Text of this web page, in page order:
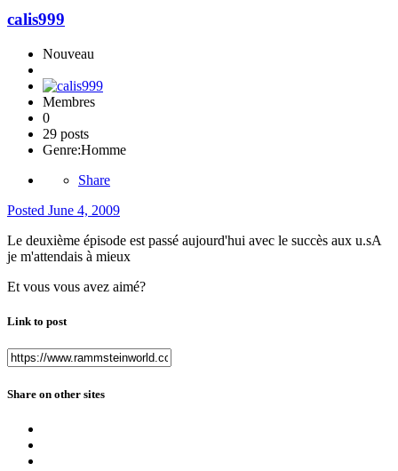
calis999
Nouveau
Membres
0
29 posts
Genre:Homme
Share
Posted June 4, 2009
Le deuxième épisode est passé aujourd'hui avec le succès aux u.sA
je m'attendais à mieux
Et vous vous avez aimé?
Link to post
Share on other sites